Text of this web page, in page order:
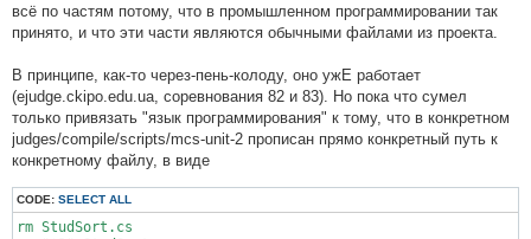
всё по частям потому, что в промышленном программировании так
принято, и что эти части являются обычными файлами из проекта.
В принципе, как-то через-пень-колоду, оно ужЕ работает
(ejudge.ckipo.edu.ua, соревнования 82 и 83). Но пока что сумел
только привязать "язык программирования" к тому, что в конкретном
judges/compile/scripts/mcs-unit-2 прописан прямо конкретный путь к
конкретному файлу, в виде
CODE: SELECT ALL
rm StudSort.cs